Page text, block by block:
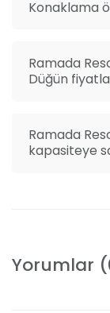
Konaklama
Ramada
Düğün
Ramada
kapasiteye
Yorumlar